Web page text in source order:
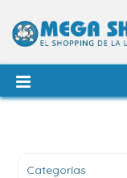
Categorías